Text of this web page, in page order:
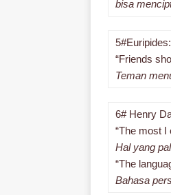
bisa
5#Euripides:
“Friends
Teman
6# Henry
“The most I
Hal yang
“The
Bahasa